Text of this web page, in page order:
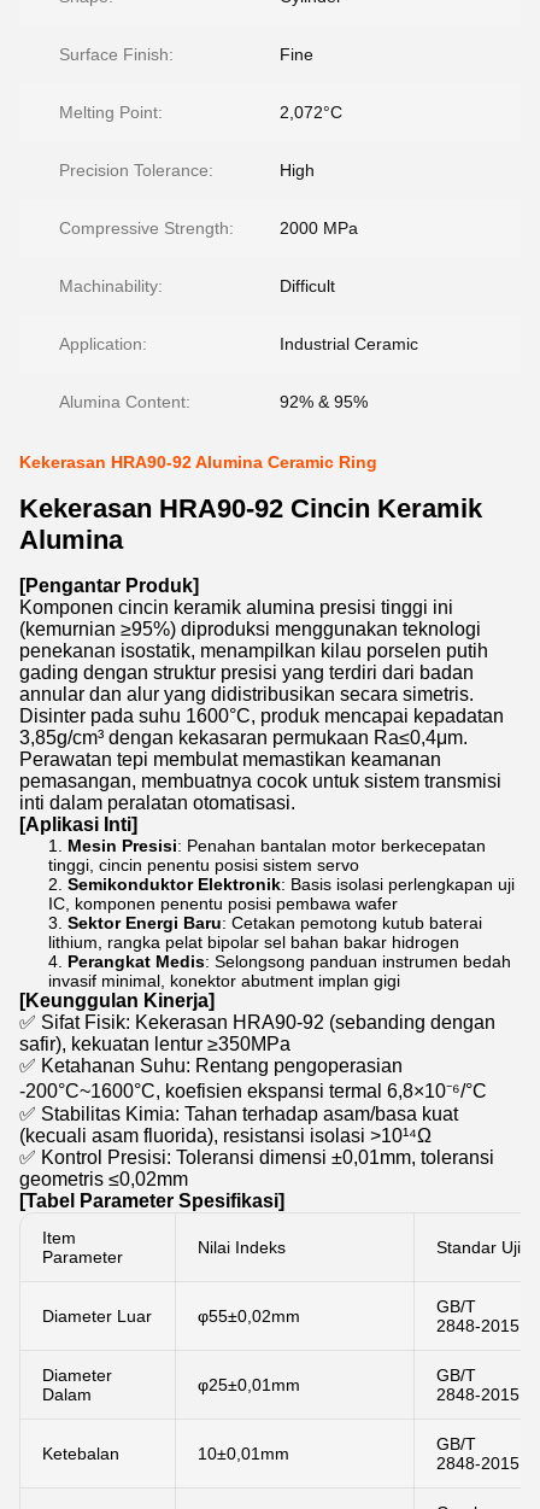
Surface Finish: Fine
Melting Point: 2,072°C
Precision Tolerance: High
Compressive Strength: 2000 MPa
Machinability: Difficult
Application: Industrial Ceramic
Alumina Content: 92% & 95%
Kekerasan HRA90-92 Alumina Ceramic Ring
Kekerasan HRA90-92 Cincin Keramik
Alumina
[Pengantar Produk]
Komponen cincin keramik alumina presisi tinggi ini
(kemurnian ≥95%) diproduksi menggunakan teknologi
penekanan isostatik, menampilkan kilau porselen putih
gading dengan struktur presisi yang terdiri dari badan
annular dan alur yang didistribusikan secara simetris.
Disinter pada suhu 1600°C, produk mencapai kepadatan
3,85g/cm³ dengan kekasaran permukaan Ra≤0,4μm.
Perawatan tepi membulat memastikan keamanan
pemasangan, membuatnya cocok untuk sistem transmisi
inti dalam peralatan otomatisasi.
[Aplikasi Inti]
Mesin Presisi: Penahan bantalan motor berkecepatan
tinggi, cincin penentu posisi sistem servo
Semikonduktor Elektronik: Basis isolasi perlengkapan uji
IC, komponen penentu posisi pembawa wafer
Sektor Energi Baru: Cetakan pemotong kutub baterai
lithium, rangka pelat bipolar sel bahan bakar hidrogen
Perangkat Medis: Selongsong panduan instrumen bedah
invasif minimal, konektor abutment implan gigi
[Keunggulan Kinerja]
✅ Sifat Fisik: Kekerasan HRA90-92 (sebanding dengan
safir), kekuatan lentur ≥350MPa
✅ Ketahanan Suhu: Rentang pengoperasian
-200°C~1600°C, koefisien ekspansi termal 6,8×10⁻⁶/°C
✅ Stabilitas Kimia: Tahan terhadap asam/basa kuat
(kecuali asam fluorida), resistansi isolasi >10¹⁴Ω
✅ Kontrol Presisi: Toleransi dimensi ±0,01mm, toleransi
geometris ≤0,02mm
[Tabel Parameter Spesifikasi]
Item
Parameter
Nilai Indeks Standar Uji
Diameter Luar φ55±0,02mm
GB/T
2848-2015
Diameter
Dalam
φ25±0,01mm
GB/T
2848-2015
Ketebalan 10±0,01mm
GB/T
2848-2015